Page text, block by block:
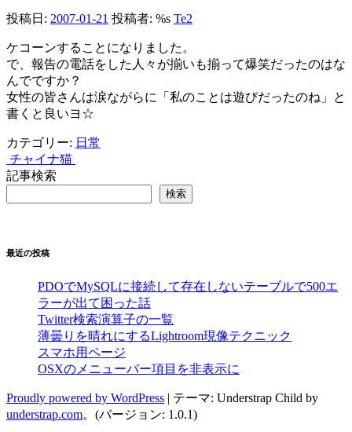
投稿日: 2007-01-21 投稿者: %s Te2
ケコーンすることになりました。
で、報告の電話をした人々が揃いも揃って爆笑だったのはな
んでですか？
女性の皆さんは涙ながらに「私のことは遊びだったのね」と
書くと良いヨ☆
カテゴリー: 日常
投
稿
ゲ
チャイナ猫
記事検索
検索
最近の投稿
PDOでMySQLに接続して存在しないテーブルで500エ
ラーが出て困った話
Twitter検索演算子の一覧
薄曇りを晴れにするLightroom現像テクニック
スマホ用ページ
OSXのメニューバー項目を非表示に
Proudly powered by WordPress | テーマ: Understrap Child by
understrap.com。(バージョン: 1.0.1)